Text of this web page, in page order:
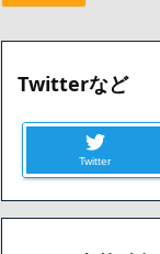
Twitterなど
Twitter